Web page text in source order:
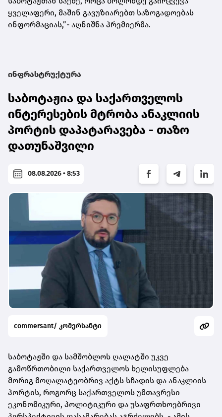
ყველაფერი, მაშინ გავუზიარებთ საზოგადოებას
ინფორმაციას,”- აღნიშნა პრემიერმა.
ინფრასტრუქტურა
საბოტაჟია და საქართველოს
ინტერესების მტრობა ანაკლიის
პორტის დაპატარავება - თაზო
დათუნაშვილი
08.08.2026 • 8:53
commersant/ კომერსანტი
საბოტაჟში და სამშობლოს ღალატში უკვე
გამოწრთობილი საქართველოს ხელისუფლება
მორიგ მოღალატეობრივ აქტს სჩადის და ანაკლიის
პორტის, როგორც საქართველოს უმთავრესი
ეკონომიკური, პოლიტიკური და უსაფრთხოებრივი